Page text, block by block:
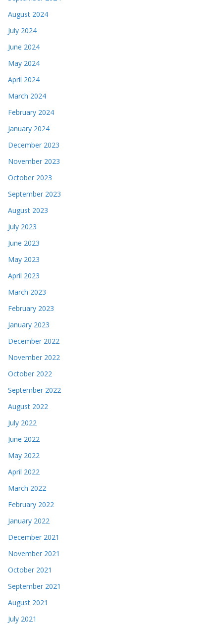
August 2024
July 2024
June 2024
May 2024
April 2024
March 2024
February 2024
January 2024
December 2023
November 2023
October 2023
September 2023
August 2023
July 2023
June 2023
May 2023
April 2023
March 2023
February 2023
January 2023
December 2022
November 2022
October 2022
September 2022
August 2022
July 2022
June 2022
May 2022
April 2022
March 2022
February 2022
January 2022
December 2021
November 2021
October 2021
September 2021
August 2021
July 2021